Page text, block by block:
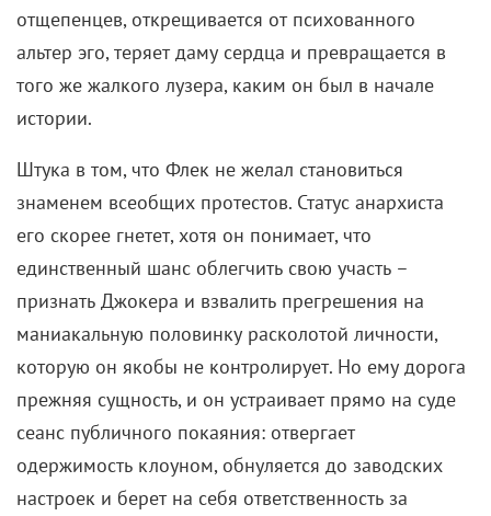
отщепенцев, открещивается от психованного
альтер эго, теряет даму сердца и превращается в
того же жалкого лузера, каким он был в начале
истории.
Штука в том, что Флек не желал становиться
знаменем всеобщих протестов. Статус анархиста
его скорее гнетет, хотя он понимает, что
единственный шанс облегчить свою участь –
признать Джокера и взвалить прегрешения на
маниакальную половинку расколотой личности,
которую он якобы не контролирует. Но ему дорога
прежняя сущность, и он устраивает прямо на суде
сеанс публичного покаяния: отвергает
одержимость клоуном, обнуляется до заводских
настроек и берет на себя ответственность за